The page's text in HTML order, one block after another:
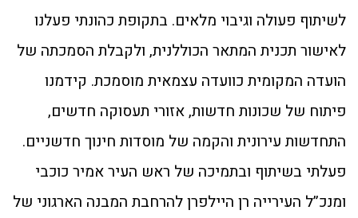
לשיתוף פעולה וגיבוי מלאים. בתקופת כהונתי פעלנו
לאישור תכנית המתאר הכוללנית, ולקבלת הסמכתה של
הועדה המקומית כוועדה עצמאית מוסמכת. קידמנו
פיתוח של שכונות חדשות, אזורי תעסוקה חדשים,
התחדשות עירונית והקמה של מוסדות חינוך חדשניים.
פעלתי בשיתוף ובתמיכה של ראש העיר אמיר כוכבי
ומנכ”ל העירייה רן היילפרן להרחבת המבנה הארגוני של